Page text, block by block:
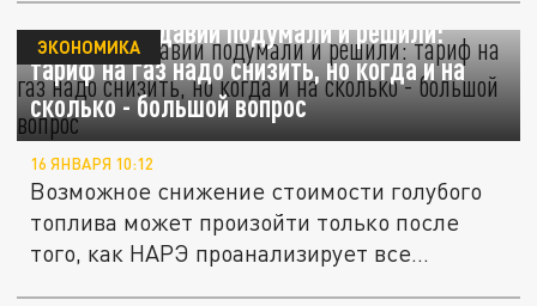
Власти Молдавии подумали и решили:
тариф на газ надо снизить, но когда и на
сколько - большой вопрос
ЭКОНОМИКА
16 ЯНВАРЯ 10:12
Возможное снижение стоимости голубого
топлива может произойти только после
того, как НАРЭ проанализирует все...